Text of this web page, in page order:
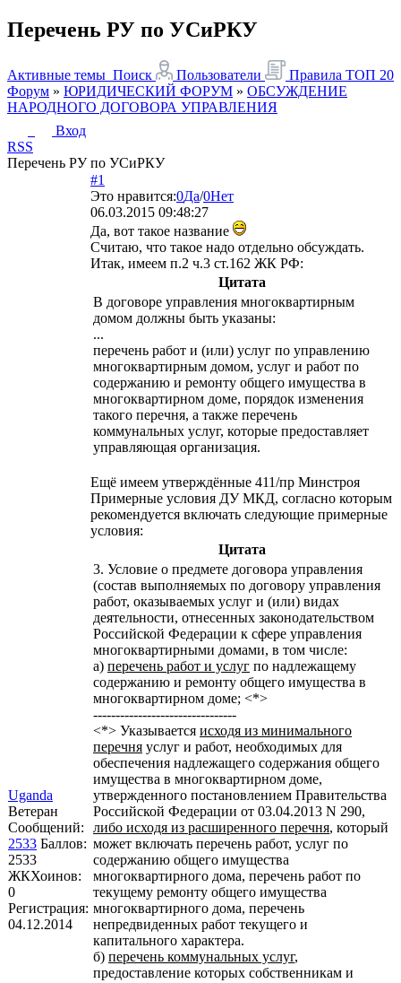
Перечень РУ по УСиРКУ
Активные темы Поиск Пользователи Правила ТОП 20
Форум » ЮРИДИЧЕСКИЙ ФОРУМ » ОБСУЖДЕНИЕ
НАРОДНОГО ДОГОВОРА УПРАВЛЕНИЯ
Вход
RSS
Перечень РУ по УСиРКУ
Uganda
Ветеран
Сообщений:
2533 Баллов:
2533
ЖКХоинов:
0
Регистрация:
04.12.2014
#1
Это нравится:0Да/0Нет
06.03.2015 09:48:27
Да, вот такое название
Считаю, что такое надо отдельно обсуждать.
Итак, имеем п.2 ч.3 ст.162 ЖК РФ:
Цитата
В договоре управления многоквартирным
домом должны быть указаны:
...
перечень работ и (или) услуг по управлению
многоквартирным домом, услуг и работ по
содержанию и ремонту общего имущества в
многоквартирном доме, порядок изменения
такого перечня, а также перечень
коммунальных услуг, которые предоставляет
управляющая организация.
Ещё имеем утверждённые 411/пр Минстроя
Примерные условия ДУ МКД, согласно которым
рекомендуется включать следующие примерные
условия:
Цитата
3. Условие о предмете договора управления
(состав выполняемых по договору управления
работ, оказываемых услуг и (или) видах
деятельности, отнесенных законодательством
Российской Федерации к сфере управления
многоквартирными домами, в том числе:
а) перечень работ и услуг по надлежащему
содержанию и ремонту общего имущества в
многоквартирном доме; <*>
--------------------------------
<*> Указывается исходя из минимального
перечня услуг и работ, необходимых для
обеспечения надлежащего содержания общего
имущества в многоквартирном доме,
утвержденного постановлением Правительства
Российской Федерации от 03.04.2013 N 290,
либо исходя из расширенного перечня, который
может включать перечень работ, услуг по
содержанию общего имущества
многоквартирного дома, перечень работ по
текущему ремонту общего имущества
многоквартирного дома, перечень
непредвиденных работ текущего и
капитального характера.
б) перечень коммунальных услуг,
предоставление которых собственникам и